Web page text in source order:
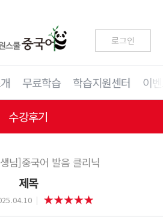
로그인
무료학습 학습지원센터 이
수강후기
님]중국어 발음 클리닉
제목